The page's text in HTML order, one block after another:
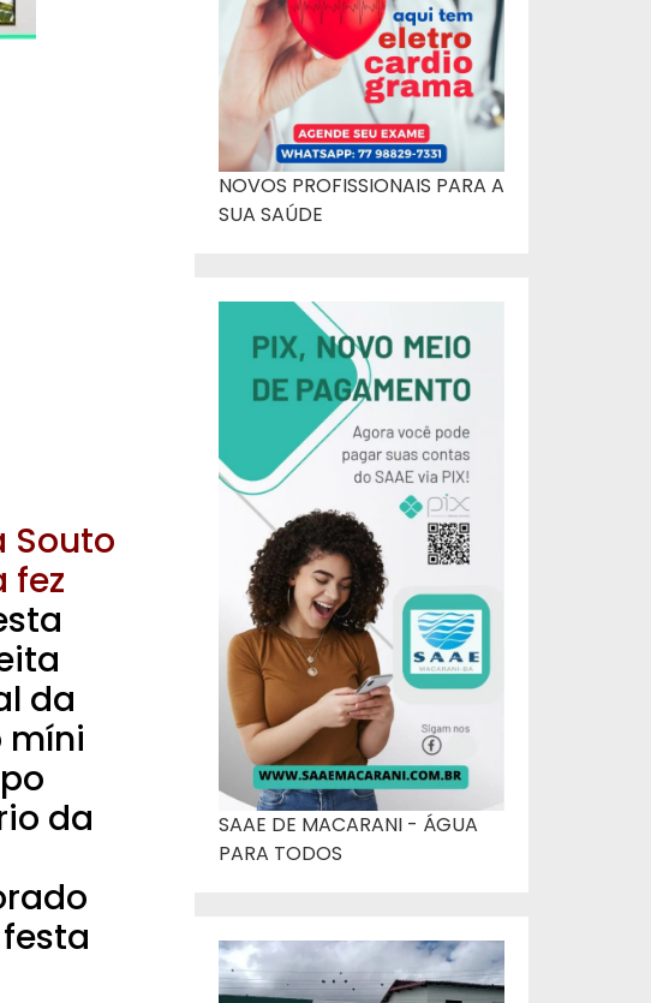
Souto
fez
da
míni
da
NOVOS PROFISSIONAIS PARA A
SUA SAÚDE
SAAE DE MACARANI - ÁGUA
PARA TODOS